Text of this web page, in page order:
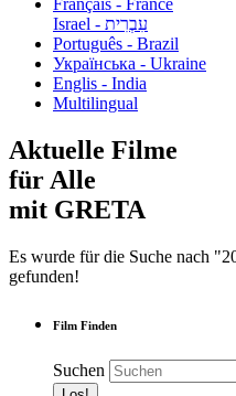
Français - France
עִבְרִית - Israel
Português - Brazil
Українська - Ukraine
Englis - India
Multilingual
Aktuelle Filme
für Alle
mit GRETA
Es wurde für die Suche nach
gefunden!
Film Finden
Suchen